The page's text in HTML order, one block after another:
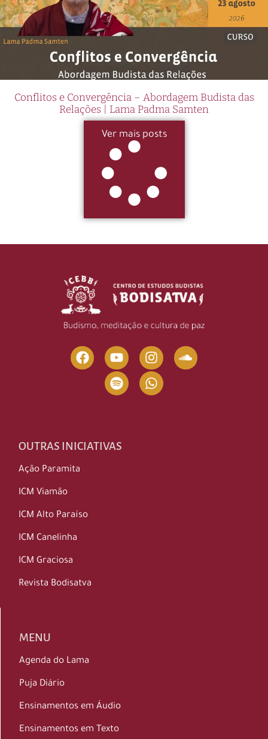
Conflitos e Convergência – Abordagem Budista das
Relações | Lama Padma Samten
Ver mais posts
OUTRAS INICIATIVAS
Ação Paramita
ICM Viamão
ICM Alto Paraíso
ICM Canelinha
ICM Graciosa
Revista Bodisatva
MENU
Agenda do Lama
Puja Diário
Ensinamentos em Áudio
Ensinamentos em Texto